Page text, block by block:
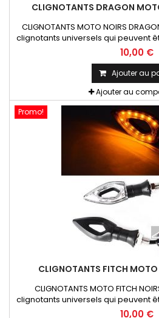
CLIGNOTANTS DRAGON
CLIGNOTANTS MOTO NOIRS
clignotants universels qui peuvent
motos ou10,00 €
Ajouter au
Ajouter au
Promo!
CLIGNOTANTS FITCH MOTO
CLIGNOTANTS MOTO FITCH
clignotants universels qui peuvent
motos ou10,00 €